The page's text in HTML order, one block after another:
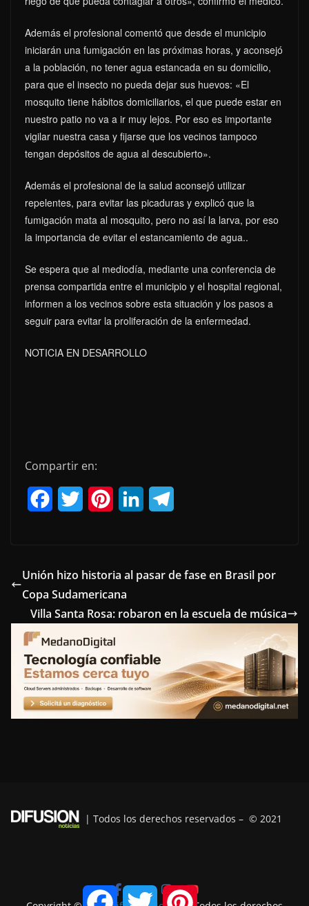
Además el profesional comentó que desde el municipio
iniciarán una fumigación en las próximas horas, y aconsejó
a la población, no tener agua estancada en su domicilio,
para que el insecto no pueda dejar sus huevos: «El
mosquito tiene hábitos domiciliarios, el que puede estar en
nuestro patio no va a ir muy lejos. Por eso es importante
vigilar nuestra casa y fijarse que los vecinos tampoco
tengan depósitos de agua al descubierto».
Además el profesional de la salud aconsejó utilizar
repelentes, para evitar las picaduras y explicó que la
fumigación mata al mosquito, pero no así la larva, por eso
la importancia de evitar el estancamiento de agua..
Se espera que al mediodía, mediante una conferencia de
prensa compartida entre el municipio y el hospital regional,
informen a los vecinos sobre esta situación y los pasos a
seguir para evitar la proliferación de la enfermedad.
NOTICIA EN DESARROLLO
Compartir en:
e
b
o
o
k
t
t
e
r
t
e
r
e
s
k
d
n
e
r
m
Unión hizo historia al pasar de fase en Brasil por
Copa Sudamericana
Villa Santa Rosa: robaron en la escuela de música
| Todos los derechos reservados – © 2021
F
a
T
w
P
i